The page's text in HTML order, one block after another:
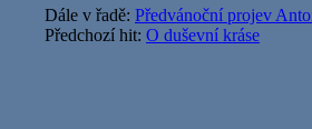
Dále v řadě: Předvánoční projev
Předchozí hit: O duševní kráse